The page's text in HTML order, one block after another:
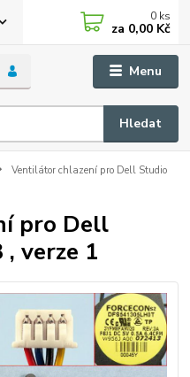
Menu
Hledat
0 ks
za 0,00 Kč
Ventilátor chlazení pro Dell Studio
pro Dell
verze 1